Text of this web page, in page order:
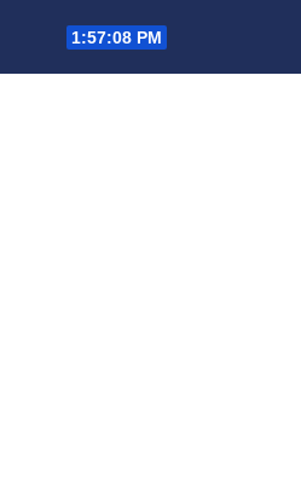
1:57:09 PM